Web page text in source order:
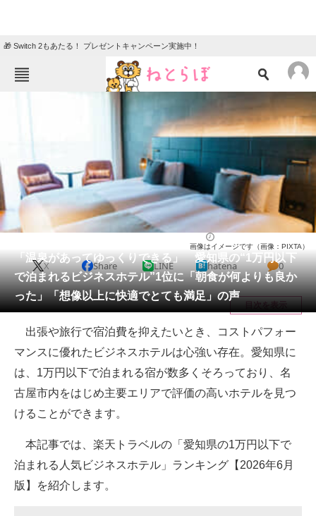
🎁 Switch 2もあたる！ プレゼントキャンペーン実施中！
ニュース
グルメ 地域
住まい 教育・育児
動物 リサーチ
会員記事
メディア
注目記事を集めた総合ページ
ITの今と未来を見通す
スマホと通信の最新トレンド
好きが集まる 比べて選べる
ビジネスと働き方のヒント
「温泉があってゆっくりできる」 愛知県の“1万円以下
で泊まれるビジネスホテル”1位に「朝食が何よりも良か
った」「想像以上に快適でとても満足」の声
画像はイメージです（画像：PIXTA）
X Share LINE hatena 0
目次を表示
出張や旅行で宿泊費を抑えたいとき、コストパフォー
マンスに優れたビジネスホテルは心強い存在。愛知県に
は、1万円以下で泊まれる宿が数多くそろっており、名
古屋市内をはじめ主要エリアで評価の高いホテルを見つ
けることができます。
本記事では、楽天トラベルの「愛知県の1万円以下で
泊まれる人気ビジネスホテル」ランキング【2026年6月
版】を紹介します。